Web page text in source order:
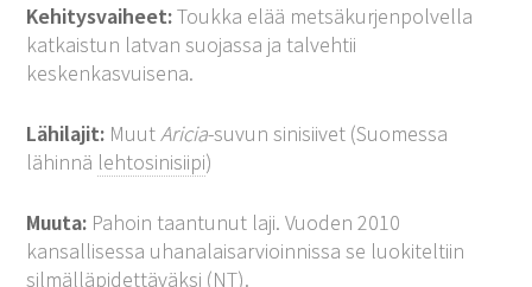
Kehitysvaiheet:Toukka elää metsäkurjenpolvella
katkaistun latvan suojassa ja talvehtii
keskenkasvuisena.
Lähilajit: MuutAricia-suvun sinisiivet (Suomessa
lähinnä lehtosinisiipi)
Muuta: Pahoin taantunut laji. Vuoden 2010
kansallisessa uhanalaisarvioinnissa se luokiteltiin
silmälläpidettäväksi (NT).